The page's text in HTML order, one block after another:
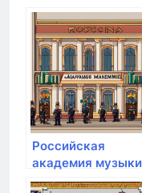
Российская
академия музыки
им. Гнесиных